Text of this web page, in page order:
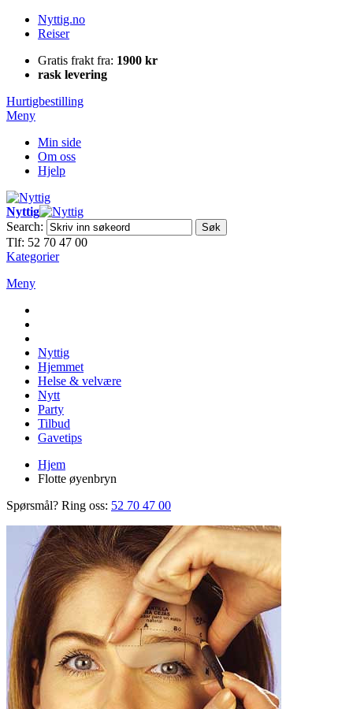
Nyttig.no
Reiser
Gratis frakt fra: 1900 kr
rask levering
Hurtigbestilling
Meny
Min side
Om oss
Hjelp
Nyttig
Search:
Søk
Tlf: 52 70 47 00
Kategorier
Meny
Nyttig
Hjemmet
Helse & velvære
Nytt
Party
Tilbud
Gavetips
Hjem
Flotte øyenbryn
Spørsmål? Ring oss: 52 70 47 00